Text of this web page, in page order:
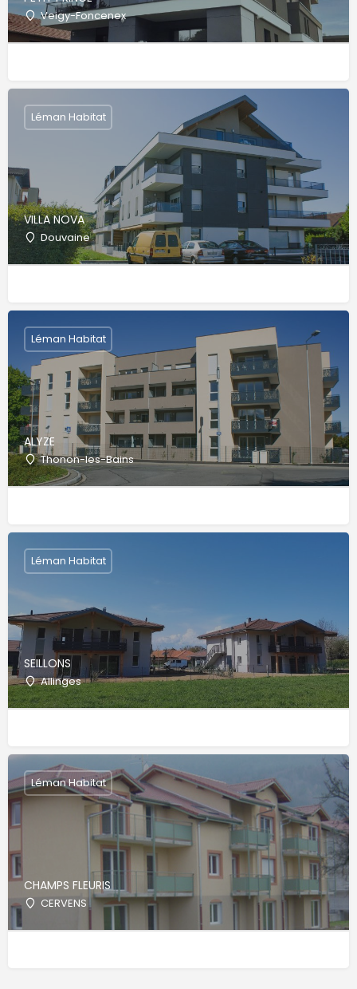
Veigy-Foncenex
VILLA NOVA
Douvaine
Léman Habitat
ALYZE
Thonon-les-Bains
Léman Habitat
SEILLONS
Allinges
Léman Habitat
CHAMPS FLEURIS
CERVENS
Léman Habitat